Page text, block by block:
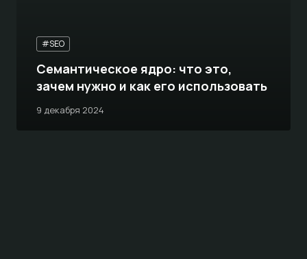
#SEO
9 декабря 2024
Семантическое ядро: что это,
зачем нужно и как его использовать